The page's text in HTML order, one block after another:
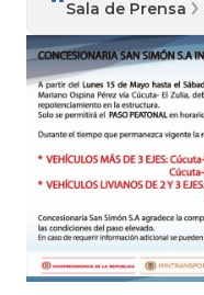
Sala de Prensa